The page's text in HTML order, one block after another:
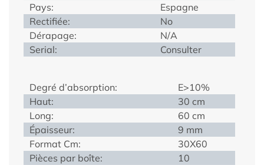
Pays:
Espagne
Rectifiée:
No
Dérapage:
N/A
Serial:
Consulter
Degré d’absorption:
E>10%
Haut:
30 cm
Long:
60 cm
Épaisseur:
9 mm
Format Cm:
30X60
Pièces par boîte:
10